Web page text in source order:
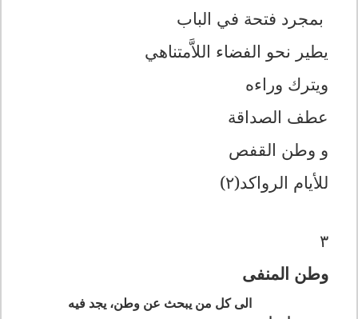
بمجرد فتحة في الباب
يطير نحو الفضاء اللاَّمتناهي
ويترك وراءه
عطف الصداقة
و وطن القفص
للأيام الرواكد(٢)
٣
وطن المنفی
الی کل من يبحث عن وطن، يجد فيه